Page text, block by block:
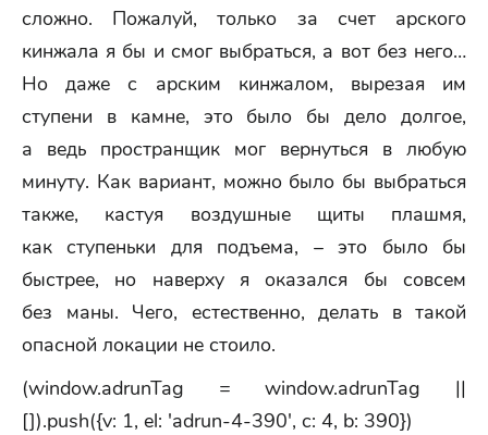
сложно. Пожалуй, только за счет арского
кинжала я бы и смог выбраться, а вот без него…
Но даже с арским кинжалом, вырезая им
ступени в камне, это было бы дело долгое,
а ведь пространщик мог вернуться в любую
минуту. Как вариант, можно было бы выбраться
также, кастуя воздушные щиты плашмя,
как ступеньки для подъема, – это было бы
быстрее, но наверху я оказался бы совсем
без маны. Чего, естественно, делать в такой
опасной локации не стоило.
(window.adrunTag = window.adrunTag ||
[]).push({v: 1, el: 'adrun-4-390', c: 4, b: 390})